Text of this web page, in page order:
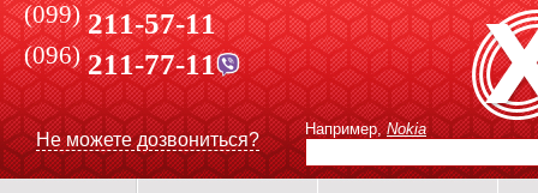
(099) 211-57-11
(096)211-77-11
Не можете дозвониться?
Например, Nokia